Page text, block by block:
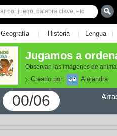
Geografía | Historia | Lengua |
Jugamos a
Observan las imágenes de
Creado por: Alejandra
00/06